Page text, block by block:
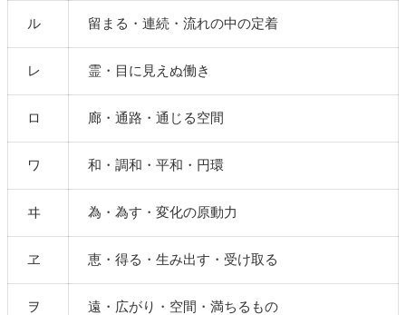
ル 留まる・連続・流れの中の定着
レ 霊・目に見えぬ働き
ロ 廊・通路・通じる空間
ワ 和・調和・平和・円環
ヰ 為・為す・変化の原動力
ヱ 恵・得る・生み出す・受け取る
ヲ 遠・広がり・空間・満ちるもの